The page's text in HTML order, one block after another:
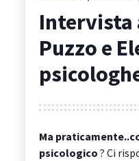
Intervista
Puzzo e
Ma
psicologico ? Ci